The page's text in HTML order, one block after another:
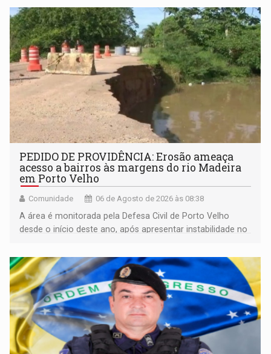
da Penha e o enfrentamento à violência
PEDIDO DE PROVIDÊNCIA: Erosão ameaça
acesso a bairros às margens do rio Madeira
em Porto Velho
Comunidade 06 de Agosto de 2026 às 08:38
A área é monitorada pela Defesa Civil de Porto Velho
desde o início deste ano, após apresentar instabilidade no